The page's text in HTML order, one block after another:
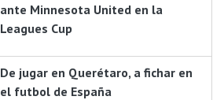
ante Minnesota United en la
Leagues Cup
De jugar en Querétaro, a fichar en
el futbol de España